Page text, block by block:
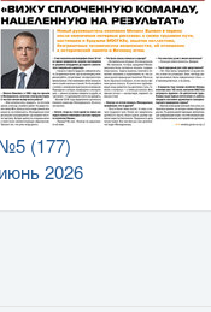
(177)
июнь 2026